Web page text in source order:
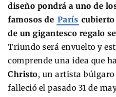
diseño pondrá a uno de
famosos de París
de un gigantesco regalo
Triundo será envuelto y
comprende una idea que
Christo, un artista búlgaro
falleció el pasado 31 de